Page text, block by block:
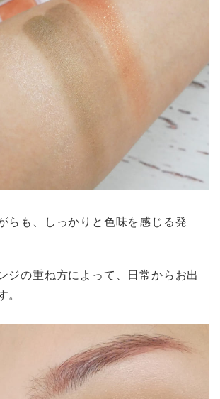
らも、しっかりと色味を感じる発
ジの重ね方によって、日常からお出